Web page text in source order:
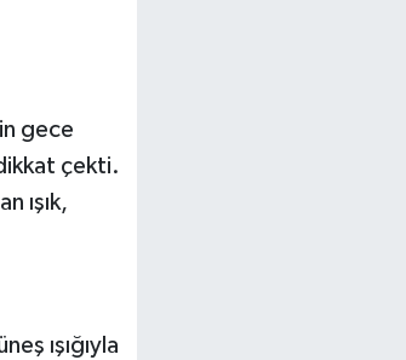
gece
çekti.
ışık,
ışığıyla